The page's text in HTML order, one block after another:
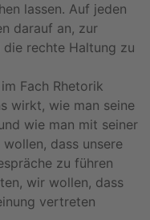
lassen. Auf jeden
darauf an, zur
rechte Haltung zu
Fach Rhetorik
wirkt, wie man seine
wie man mit seiner
dass unsere
zu führen
wir wollen, dass
vertreten